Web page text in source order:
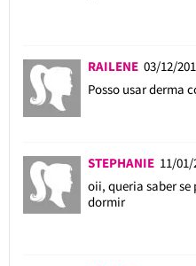
RAILENE 03/12/
Posso usar derma
STEPHANIE 11/01/
oii, queria saber se
dormir